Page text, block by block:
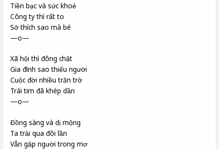
Tiền bạc và sức khoẻ
Công ty thì rất to
Sở thích sao mà bé
—o—
Xã hội thì đông chật
Gia đình sao thiếu người
Cuộc đời nhiều trăn trở
Trái tim đã khép dần
—o—
Đồng sàng và dị mộng
Ta trải qua đôi lần
Vẫn gặp người trong mơ